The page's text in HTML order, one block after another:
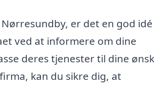
er det en god
ved at informere om dine
deres tjenester til dine
kan du sikre dig, at